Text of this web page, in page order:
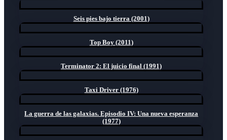
Seis pies bajo tierra (2001)
Top Boy (2011)
Terminator 2: El juicio final (1991)
Taxi Driver (1976)
La guerra de las galaxias. Episodio IV: Una nueva esperanza
(1977)